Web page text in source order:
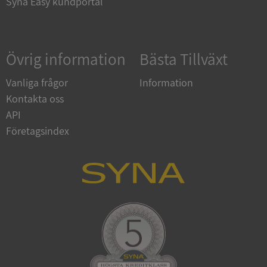
Övrig information
Vanliga frågor
Kontakta oss
API
Företagsindex
Bästa Tillväxt
Information
VISITOR_PRIVACY_METADATA
YouTube
Privacy Policy